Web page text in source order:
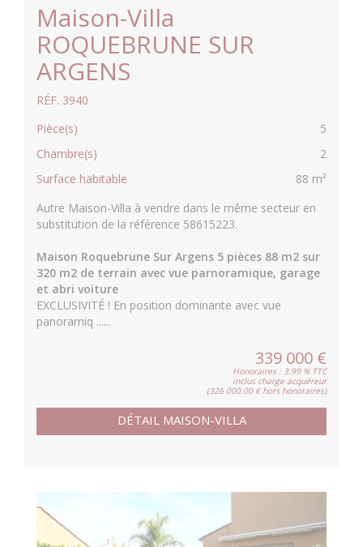
Maison-Villa
ROQUEBRUNE SUR
ARGENS
RÉF. 3940
Pièce(s)
5
Chambre(s)
2
Surface habitable
88 m²
Autre Maison-Villa à vendre dans le même secteur en
substitution de la référence 58615223.
Maison Roquebrune Sur Argens 5 pièces 88 m2 sur
320 m2 de terrain avec vue parnoramique, garage
et abri voiture
EXCLUSIVITÉ ! En position dominante avec vue
panoramiq ......
339 000 €
Honoraires : 3.99 % TTC
inclus charge acquéreur
(326 000.00 € hors honoraires)
DÉTAIL MAISON-VILLA